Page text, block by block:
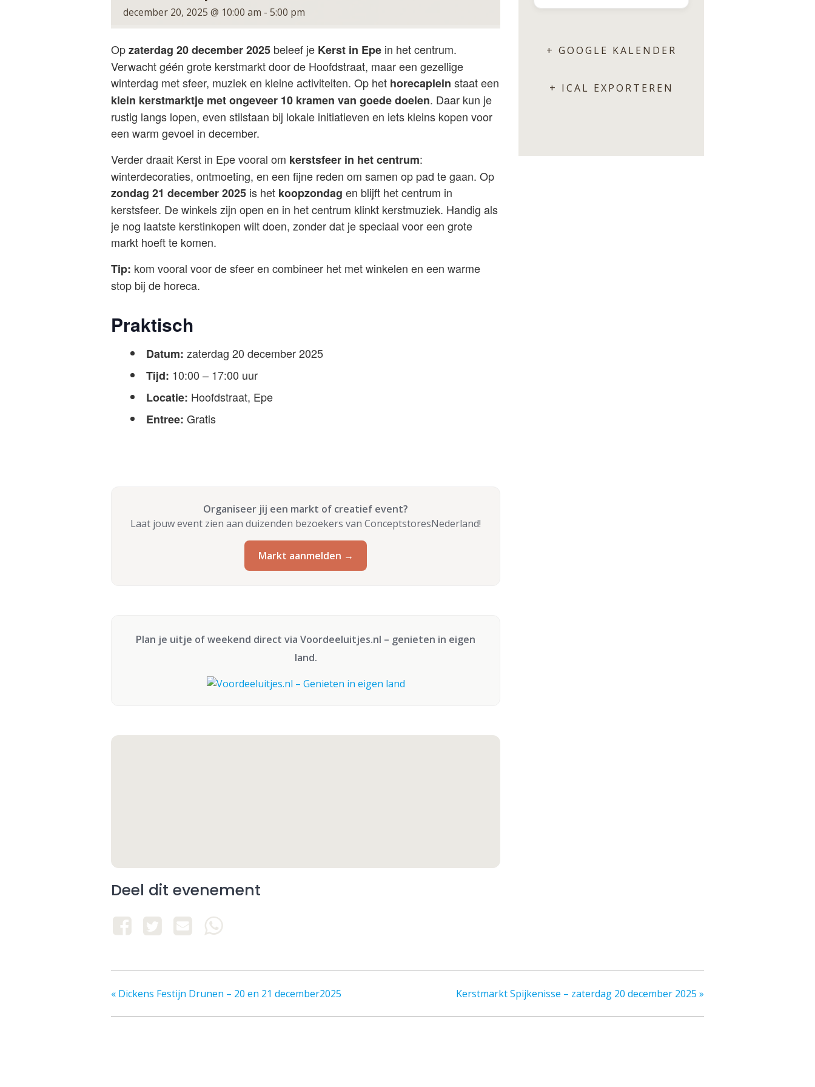
december 20, 2025 @ 10:00 am - 5:00 pm
Opzaterdag 20 december 2025 beleef je Kerst in Epe in het centrum.
Verwacht géén grote kerstmarkt door de Hoofdstraat, maar een gezellige
winterdag met sfeer, muziek en kleine activiteiten. Op het horecaplein staat een
klein kerstmarktje met ongeveer 10 kramen van goede doelen. Daar kun je
rustig langs lopen, even stilstaan bij lokale initiatieven en iets kleins kopen voor
een warm gevoel in december.
Verder draait Kerst in Epe vooral om kerstsfeer in het centrum:
winterdecoraties, ontmoeting, en een fijne reden om samen op pad te gaan. Op
zondag 21 december 2025 is het koopzondag en blijft het centrum in
kerstsfeer. De winkels zijn open en in het centrum klinkt kerstmuziek. Handig als
je nog laatste kerstinkopen wilt doen, zonder dat je speciaal voor een grote
markt hoeft te komen.
Tip: kom vooral voor de sfeer en combineer het met winkelen en een warme
stop bij de horeca.
Praktisch
Datum: zaterdag 20 december 2025
Tijd: 10:00 – 17:00 uur
Locatie: Hoofdstraat, Epe
Entree: Gratis
Organiseer jij een markt of creatief event?
Laat jouw event zien aan duizenden bezoekers van ConceptstoresNederland!
Markt aanmelden →
Plan je uitje of weekend direct via Voordeeluitjes.nl – genieten in eigen
land.
Deel dit evenement
+ GOOGLE KALENDER
+ ICAL EXPORTEREN
« Dickens Festijn Drunen – 20 en 21 december2025 Kerstmarkt Spijkenisse – zaterdag 20 december 2025 »